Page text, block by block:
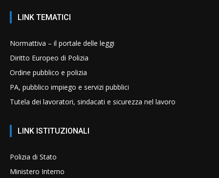
LINK TEMATICI
Normattiva – il portale delle leggi
Diritto Europeo di Polizia
Ordine pubblico e polizia
PA, pubblico impiego e servizi pubblici
Tutela dei lavoratori, sindacati e sicurezza nel lavoro
LINK ISTITUZIONALI
Polizia di Stato
Ministero Interno